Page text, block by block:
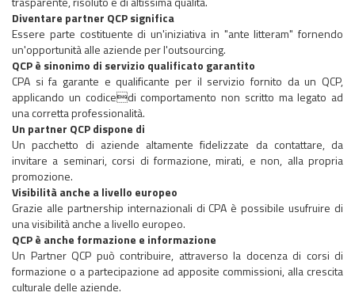
Diventare partner QCP significa
Essere parte costituente di un'iniziativa in "ante litteram" fornendo
un'opportunità alle aziende per l'outsourcing.
QCP è sinonimo di servizio qualificato garantito
CPA si fa garante e qualificante per il servizio fornito da un QCP,
applicando un codicedi comportamento non scritto ma legato ad
una corretta professionalità.
Un partner QCP dispone di
Un pacchetto di aziende altamente fidelizzate da contattare, da
invitare a seminari, corsi di formazione, mirati, e non, alla propria
promozione.
Visibilità anche a livello europeo
Grazie alle partnership internazionali di CPA è possibile usufruire di
una visibilità anche a livello europeo.
QCP è anche formazione e informazione
Un Partner QCP può contribuire, attraverso la docenza di corsi di
formazione o a partecipazione ad apposite commissioni, alla crescita
culturale delle aziende.